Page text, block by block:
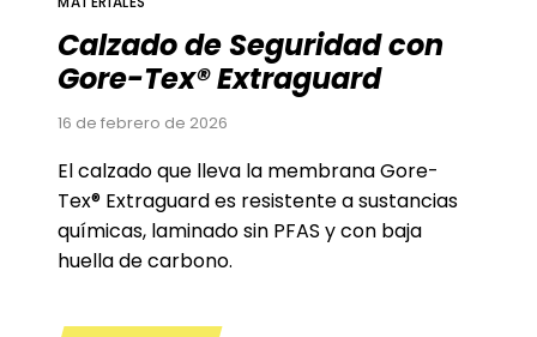
Calzado de Seguridad con
Gore-Tex® Extraguard
16 de febrero de 2026
El calzado que lleva la membrana Gore-
Tex® Extraguard es resistente a sustancias
químicas, laminado sin PFAS y con baja
huella de carbono.